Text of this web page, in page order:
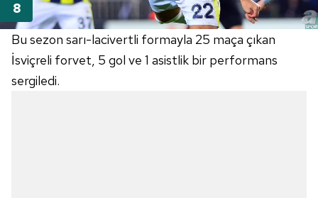
Bu sezon sarı-lacivertli formayla 25 maça çıkan
İsviçreli forvet, 5 gol ve 1 asistlik bir performans
sergiledi.